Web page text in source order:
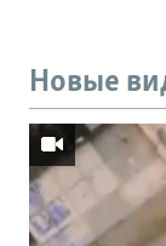
Новые